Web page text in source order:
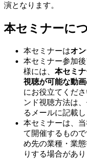
演となります。
本セミナーに
本セミナーはオ
本セミナー参加
様には、 本セミ
視聴が可能な動
にお役立てくだ
ンド視聴方法は
るメールに記載し
本セミナーは、
て開催するもの
め先の業種・業
りする場合があ